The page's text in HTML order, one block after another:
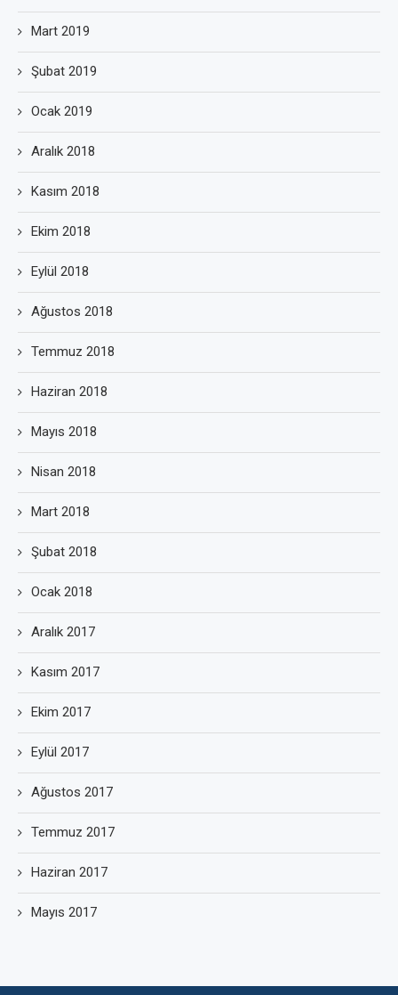
Mart 2019
Şubat 2019
Ocak 2019
Aralık 2018
Kasım 2018
Ekim 2018
Eylül 2018
Ağustos 2018
Temmuz 2018
Haziran 2018
Mayıs 2018
Nisan 2018
Mart 2018
Şubat 2018
Ocak 2018
Aralık 2017
Kasım 2017
Ekim 2017
Eylül 2017
Ağustos 2017
Temmuz 2017
Haziran 2017
Mayıs 2017